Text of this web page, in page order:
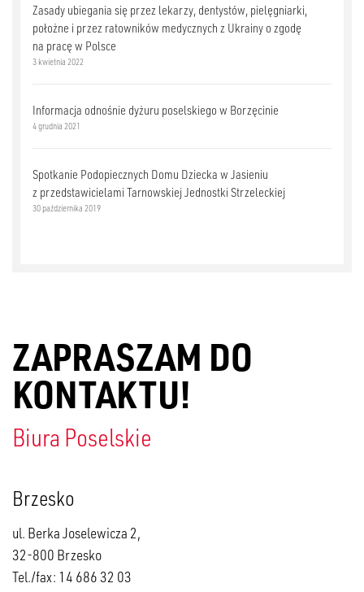
Zasady ubiegania się przez lekarzy, dentystów, pielęgniarki,
położne i przez ratowników medycznych z Ukrainy o zgodę
na pracę w Polsce
3 kwietnia 2022
Informacja odnośnie dyżuru poselskiego w Borzęcinie
4 grudnia 2021
Spotkanie Podopiecznych Domu Dziecka w Jasieniu
z przedstawicielami Tarnowskiej Jednostki Strzeleckiej
30 października 2019
ZAPRASZAM DO
KONTAKTU!
Biura Poselskie
Brzesko
ul. Berka Joselewicza 2,
32-800 Brzesko
Tel./fax: 14 686 32 03